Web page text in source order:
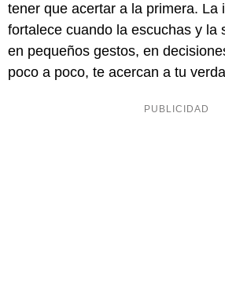
tener que acertar a la primera. La
fortalece cuando la escuchas y la
en pequeños gestos, en
poco a poco, te acercan a tu